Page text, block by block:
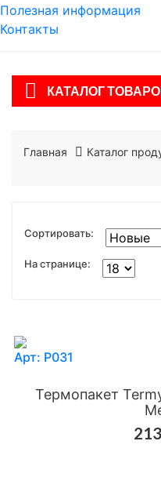
Полезная информация
Контакты
КАТАЛОГ
Главная Каталог
Сортировать:
На странице:
Арт: Р031
Термопакет
Добавить в сравнения